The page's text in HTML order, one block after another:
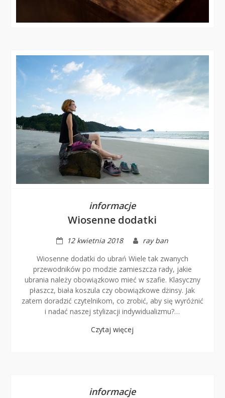
informacje
Wiosenne dodatki
12 kwietnia 2018
ray ban
Wiosenne dodatki do ubrań Wiele tak zwanych
przewodników po modzie zamieszcza rady, jakie
ubrania należy obowiązkowo mieć w szafie. Klasyczny
płaszcz, biała koszula czy obowiązkowe dżinsy. Jak
zatem doradzić czytelnikom, co zrobić, aby się wyróżnić
i nadać naszej stylizacji indywidualizmu?…
Czytaj więcej
informacje